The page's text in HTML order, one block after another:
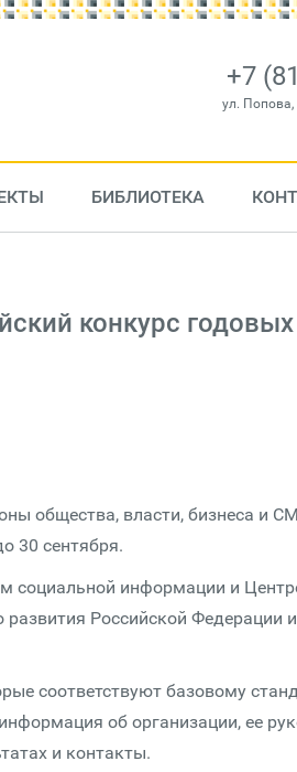
+7
ул. Попова,
БИБЛИОТЕКА
конкурс годовых
общества, власти, бизнеса и
30 сентября.
социальной информации и
Российской Федерации
соответствуют базовому
об организации, ее
и контакты.